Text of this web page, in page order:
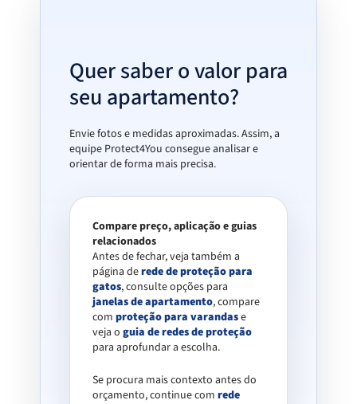
Quer saber o valor para
seu apartamento?
Envie fotos e medidas aproximadas. Assim, a
equipe Protect4You consegue analisar e
orientar de forma mais precisa.
Compare preço, aplicação e guias
relacionados
Antes de fechar, veja também a
página derede de proteção para
gatos, consulte opções para
janelas de apartamento, compare
com proteção para varandase
veja o guia de redes de proteção
para aprofundar a escolha.
Se procura mais contexto antes do
orçamento, continue com rede